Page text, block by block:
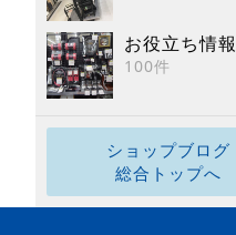
お役立ち情報
100件
ショップブログ
総合トップへ